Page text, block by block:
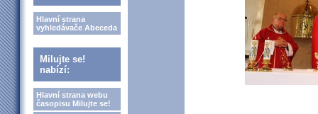
Hlavní strana
vyhledávače Abeceda
Milujte se!
nabízí:
Hlavní strana webu
časopisu Milujte se!